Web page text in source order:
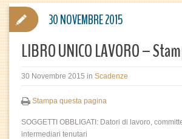
LIBRO UNICO LAVORO –
30 Novembre 2015 in Scadenze
Stampa questa pagina
SOGGETTI OBBLIGATI: Datori di lavoro,
intermediari tenutari
30 NOVEMBRE 2015